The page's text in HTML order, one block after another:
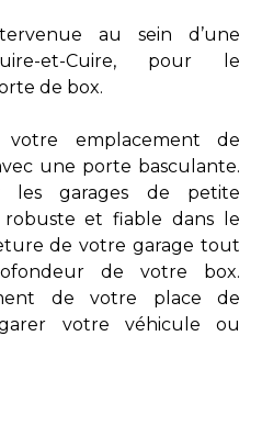
au sein d’une
et-Cuire, pour le
de box.
votre emplacement de
une porte basculante.
les garages de petite
robuste et fiable dans le
de votre garage tout
de votre box.
de votre place de
votre véhicule ou